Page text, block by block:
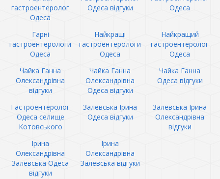
гастроентеролог
Одеса
Одеса відгуки
Одеса
Гарні
гастроентерологи
Одеса
Найкращі
гастроентерологи
Одеса
Найкращий
гастроентеролог
Одеса
Чайка Ганна
Олександрівна
відгуки
Чайка Ганна
Олександрівна
Одеса відгуки
Чайка Ганна
Одеса відгуки
Гастроентеролог
Одеса селище
Котовського
Залевська Ірина
Одеса відгуки
Залевська Ірина
Олександрівна
відгуки
Ірина
Олександрівна
Залевська Одеса
відгуки
Ірина
Олександрівна
Залевська відгуки